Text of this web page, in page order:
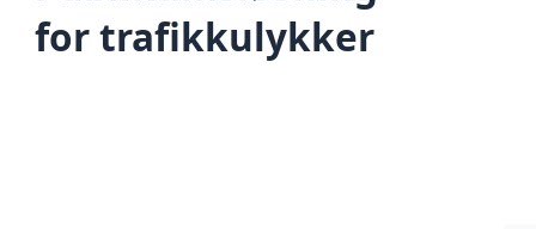
for trafikkulykker